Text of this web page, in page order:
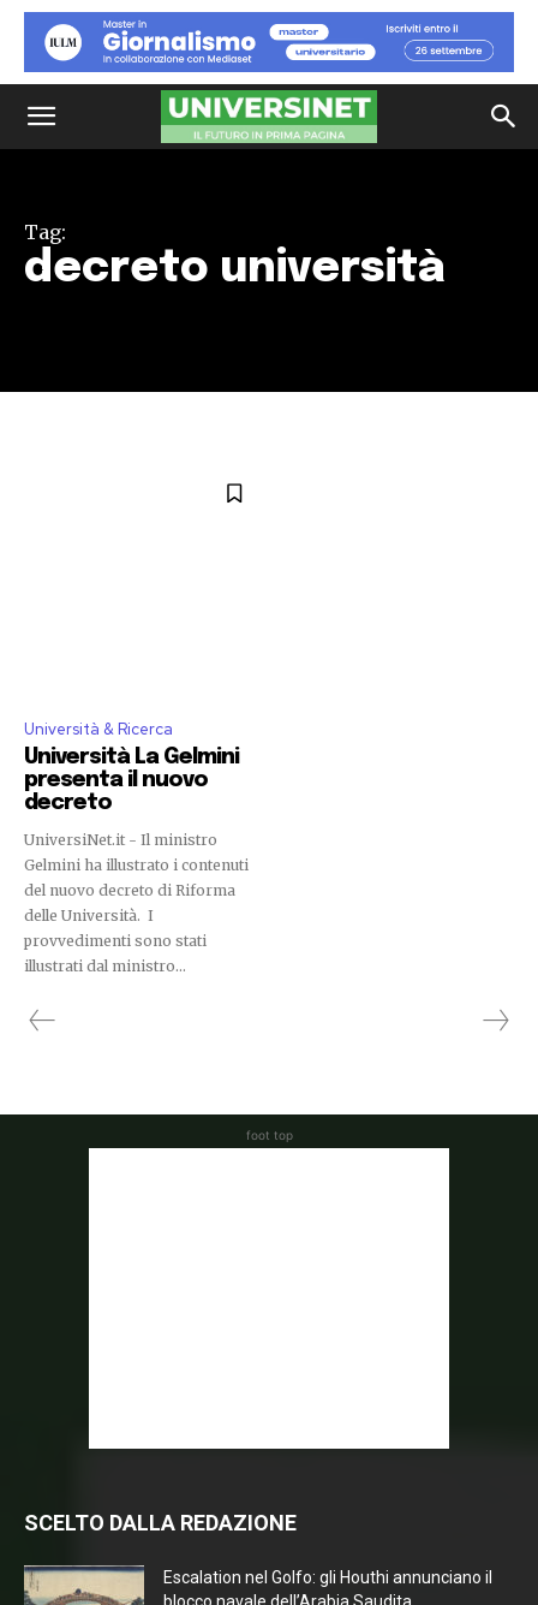
Tag:
decreto università
Università & Ricerca
Università La Gelmini
presenta il nuovo
decreto
UniversiNet.it - Il ministro
Gelmini ha illustrato i contenuti
del nuovo decreto di Riforma
delle Università. I
provvedimenti sono stati
illustrati dal ministro...
foot top
SCELTO DALLA REDAZIONE
Escalation nel Golfo: gli Houthi annunciano il